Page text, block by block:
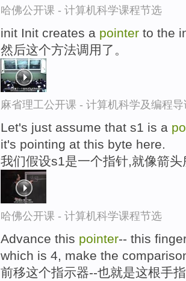
哈佛公开课 - 计算机科学课程节选
init Init creates a pointer to the
然后这个方法调用了。
麻省理工公开课 - 计算机科学及编程
Let's just assume that s1 is a
it's pointing at this byte here.
我们假设s1是一个指针,就像箭
哈佛公开课 - 计算机科学课程节选
Advance this pointer-- this
which is 4, make the
前移这个指示器--也就是这根手